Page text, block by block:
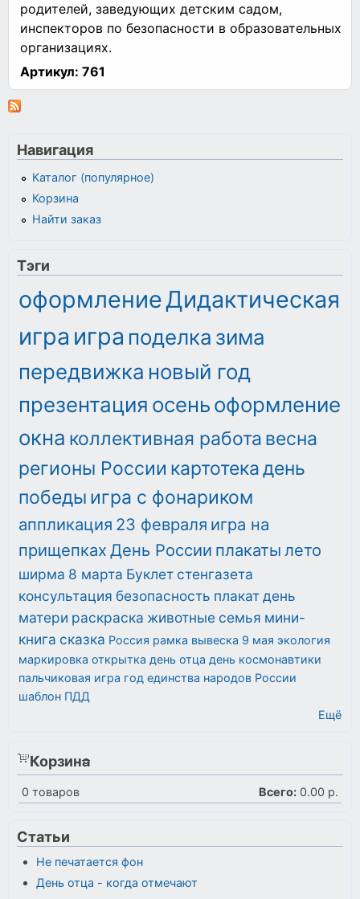
родителей, заведующих детским садом,
инспекторов по безопасности в образовательных
организациях.
Артикул: 761
Навигация
Каталог (популярное)
Корзина
Найти заказ
Тэги
оформлениеДидактическая
игра игра поделка зима
передвижка новый год
презентация осеньоформление
окна коллективная работа весна
регионы России картотекадень
победы игра с фонариком
аппликация 23 февраля игра на
прищепках День России плакаты лето
ширма 8 марта Буклет стенгазета
консультация безопасность плакатдень
матери раскраска животные семья мини-
книга сказка Россия рамка вывеска 9 мая экология
маркировка открытка день отца день космонавтики
пальчиковая игра год единства народов России
шаблон ПДД
Ещё
Корзина
0 товаров Всего: 0.00 р.
Статьи
Не печатается фон
День отца - когда отмечают